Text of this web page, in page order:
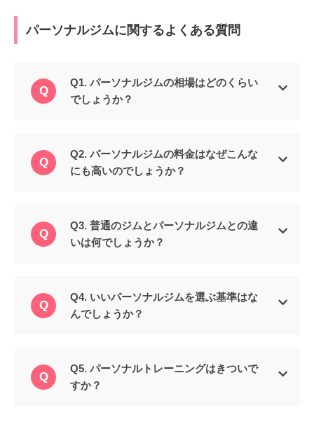
パーソナルジムに関するよくある質問
Q1. パーソナルジムの相場はどのくらい
でしょうか？
Q2. パーソナルジムの料金はなぜこんな
にも高いのでしょうか？
Q3. 普通のジムとパーソナルジムとの違
いは何でしょうか？
Q4. いいパーソナルジムを選ぶ基準はな
んでしょうか？
Q5. パーソナルトレーニングはきついで
すか？